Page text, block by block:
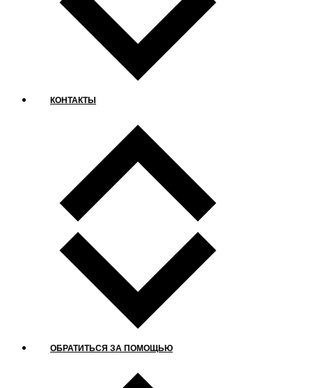
КОНТАКТЫ
ОБРАТИТЬСЯ ЗА ПОМОЩЬЮ